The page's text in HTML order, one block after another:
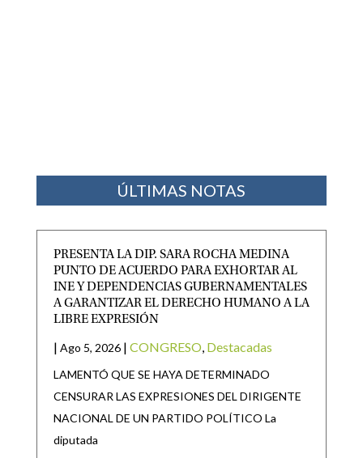
ÚLTIMAS NOTAS
PRESENTA LA DIP. SARA ROCHA MEDINA
PUNTO DE ACUERDO PARA EXHORTAR AL
INE Y DEPENDENCIAS GUBERNAMENTALES
A GARANTIZAR EL DERECHO HUMANO A LA
LIBRE EXPRESIÓN
| Ago 5, 2026 | CONGRESO Destacadas
LAMENTÓ QUE SE HAYA DETERMINADO
CENSURAR LAS EXPRESIONES DEL DIRIGENTE
NACIONAL DE UN PARTIDO POLÍTICO La
diputada